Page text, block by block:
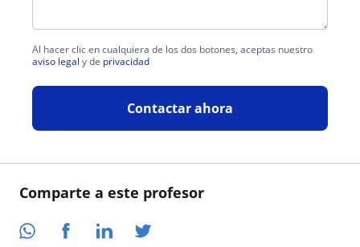
Comparte a este profesor
Al hacer clic en cualquiera de los dos botones, aceptas nuestro
aviso legal y de privacidad
Contactar ahora